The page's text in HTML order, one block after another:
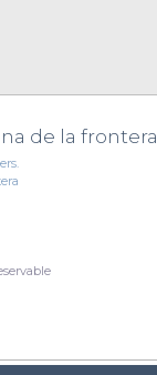
de la frontera